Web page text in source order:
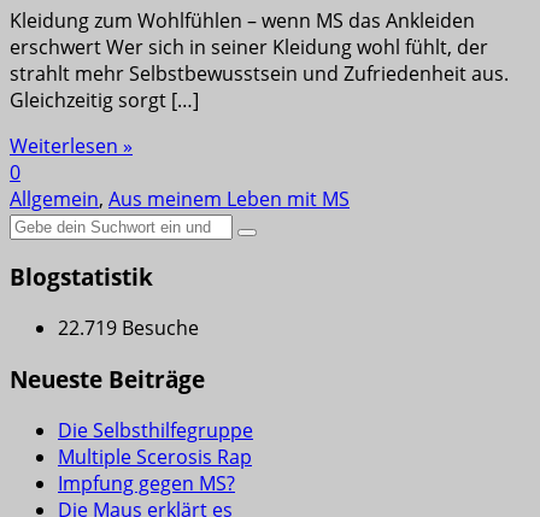
Kleidung zum Wohlfühlen – wenn MS das Ankleiden
erschwert Wer sich in seiner Kleidung wohl fühlt, der
strahlt mehr Selbstbewusstsein und Zufriedenheit aus.
Gleichzeitig sorgt […]
Weiterlesen »
0
Allgemein, Aus meinem Leben mit MS
Suche
Blogstatistik
22.719 Besuche
Neueste Beiträge
Die Selbsthilfegruppe
Multiple Scerosis Rap
Impfung gegen MS?
Die Maus erklärt es